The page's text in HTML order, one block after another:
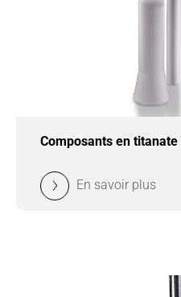
Composants en
En savoir plus